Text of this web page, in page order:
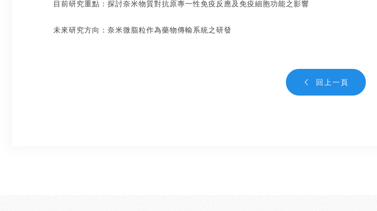
目前研究重點： 探討奈米物質對抗原專一性免疫反應及免疫細胞功能之影響
未來研究方向： 奈米微脂粒作為藥物傳輸系統之研發
回上一頁